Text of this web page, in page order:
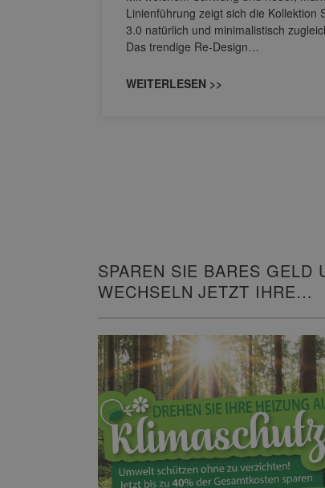
Linienführung zeigt sich die Kollektion
3.0 natürlich und minimalistisch
Das trendige Re-Design…
WEITERLESEN >>
SPAREN SIE BARES GELD
WECHSELN JETZT IHRE